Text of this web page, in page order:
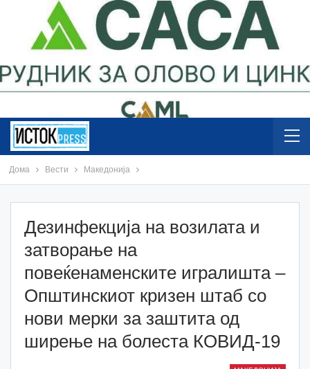
Дома Вести Македонија
Дезинфекција на возилата и
затворање на
повеќенаменските игралишта –
Општинскиот кризен штаб со
нови мерки за заштита од
ширење на болеста КОВИД-19